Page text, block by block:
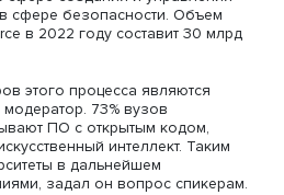
устойчивый рост,
руководителя Аналитического
обеспечение с
менее 80% российских
более 90%. Что касается
этот показатель достигает
open source. Среди